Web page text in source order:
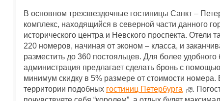
В основном трехзвездочные гостиницы Санкт –
комплекс, находящийся в северной части данного
исторического центра и Невского проспекта.
220 номеров, начиная от эконом – класса, и
разместить до 360 постояльцев. Для более
администрация предлагает сделать бронь с
минимум скидку в 5% размере от стоимости
территории подобных гостиниц Петербурга
.